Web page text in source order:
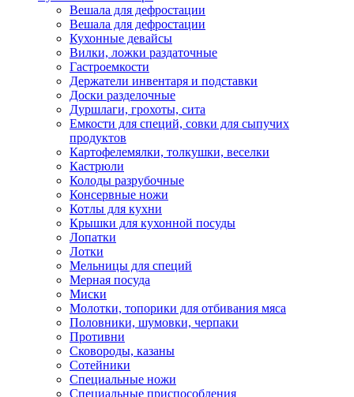
Вешала для дефростации
Вешала для дефростации
Кухонные девайсы
Вилки, ложки раздаточные
Гастроемкости
Держатели инвентаря и подставки
Доски разделочные
Дуршлаги, грохоты, сита
Емкости для специй, совки для сыпучих
продуктов
Картофелемялки, толкушки, веселки
Кастрюли
Колоды разрубочные
Консервные ножи
Котлы для кухни
Крышки для кухонной посуды
Лопатки
Лотки
Мельницы для специй
Мерная посуда
Миски
Молотки, топорики для отбивания мяса
Половники, шумовки, черпаки
Противни
Сковороды, казаны
Сотейники
Специальные ножи
Специальные приспособления